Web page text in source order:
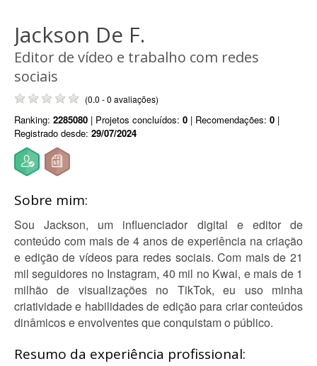
Jackson De F.
Editor de vídeo e trabalho com redes
sociais
(0.0 - 0 avaliações)
Ranking: 2285080 | Projetos concluídos: 0 | Recomendações: 0 |
Registrado desde: 29/07/2024
Sobre mim:
Sou Jackson, um influenciador digital e editor de
conteúdo com mais de 4 anos de experiência na criação
e edição de vídeos para redes sociais. Com mais de 21
mil seguidores no Instagram, 40 mil no Kwai, e mais de 1
milhão de visualizações no TikTok, eu uso minha
criatividade e habilidades de edição para criar conteúdos
dinâmicos e envolventes que conquistam o público.
Resumo da experiência profissional: